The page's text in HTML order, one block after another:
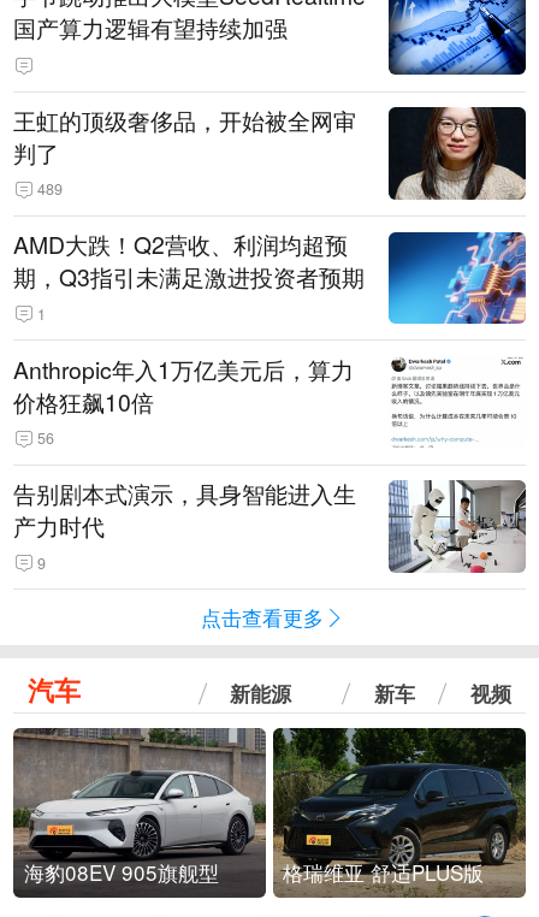
国产算力逻辑有望持续加强
王虹的顶级奢侈品，开始被全网审
判了
489
AMD大跌！Q2营收、利润均超预
期，Q3指引未满足激进投资者预期
1
Anthropic年入1万亿美元后，算力
价格狂飙10倍
56
告别剧本式演示，具身智能进入生
产力时代
9
点击查看更多
汽车 新能源 新车 视频
海豹08EV 905旗舰型 格瑞维亚 舒适PLUS版